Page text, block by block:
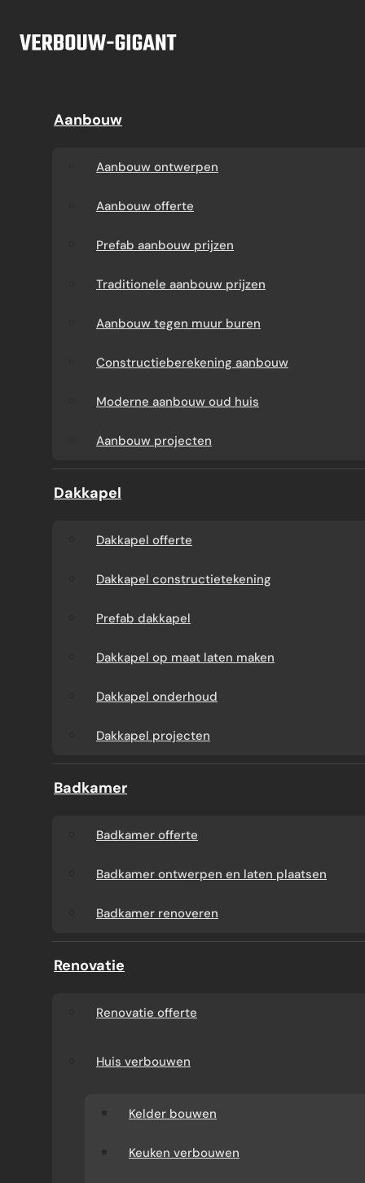
Aanbouw
Aanbouw offerte
Prefab aanbouw
prijzen
Traditionele aanbouw
prijzen
Aanbouw tegen muur
buren
Constructieberekening
Moderne aanbouw
Prefab dakkapel
laten maken
Dakkapel
Dakkapel projecten
Aanbouw
Aanbouw ontwerpen
Aanbouw offerte
Prefab aanbouw prijzen
Traditionele aanbouw prijzen
Aanbouw tegen muur buren
Constructieberekening aanbouw
Moderne aanbouw oud huis
Aanbouw projecten
Dakkapel
Dakkapel offerte
Dakkapel constructietekening
Prefab dakkapel
Dakkapel op maat laten maken
Dakkapel onderhoud
Dakkapel projecten
Badkamer
Badkamer offerte
Badkamer ontwerpen en laten plaatsen
Badkamer renoveren
Renovatie
Renovatie offerte
Huis verbouwen
Kelder bouwen
Keuken verbouwen